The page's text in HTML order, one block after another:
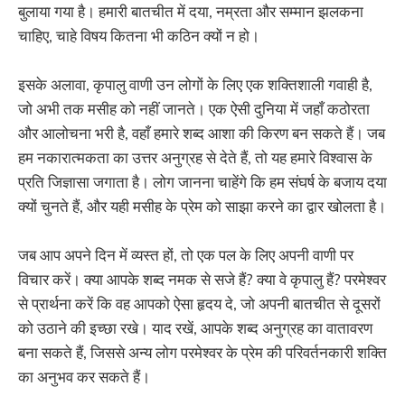
बुलाया गया है। हमारी बातचीत में दया, नम्रता और सम्मान झलकना
चाहिए, चाहे विषय कितना भी कठिन क्यों न हो।
इसके अलावा, कृपालु वाणी उन लोगों के लिए एक शक्तिशाली गवाही है,
जो अभी तक मसीह को नहीं जानते। एक ऐसी दुनिया में जहाँ कठोरता
और आलोचना भरी है, वहाँ हमारे शब्द आशा की किरण बन सकते हैं। जब
हम नकारात्मकता का उत्तर अनुग्रह से देते हैं, तो यह हमारे विश्वास के
प्रति जिज्ञासा जगाता है। लोग जानना चाहेंगे कि हम संघर्ष के बजाय दया
क्यों चुनते हैं, और यही मसीह के प्रेम को साझा करने का द्वार खोलता है।
जब आप अपने दिन में व्यस्त हों, तो एक पल के लिए अपनी वाणी पर
विचार करें। क्या आपके शब्द नमक से सजे हैं? क्या वे कृपालु हैं? परमेश्वर
से प्रार्थना करें कि वह आपको ऐसा हृदय दे, जो अपनी बातचीत से दूसरों
को उठाने की इच्छा रखे। याद रखें, आपके शब्द अनुग्रह का वातावरण
बना सकते हैं, जिससे अन्य लोग परमेश्वर के प्रेम की परिवर्तनकारी शक्ति
का अनुभव कर सकते हैं।